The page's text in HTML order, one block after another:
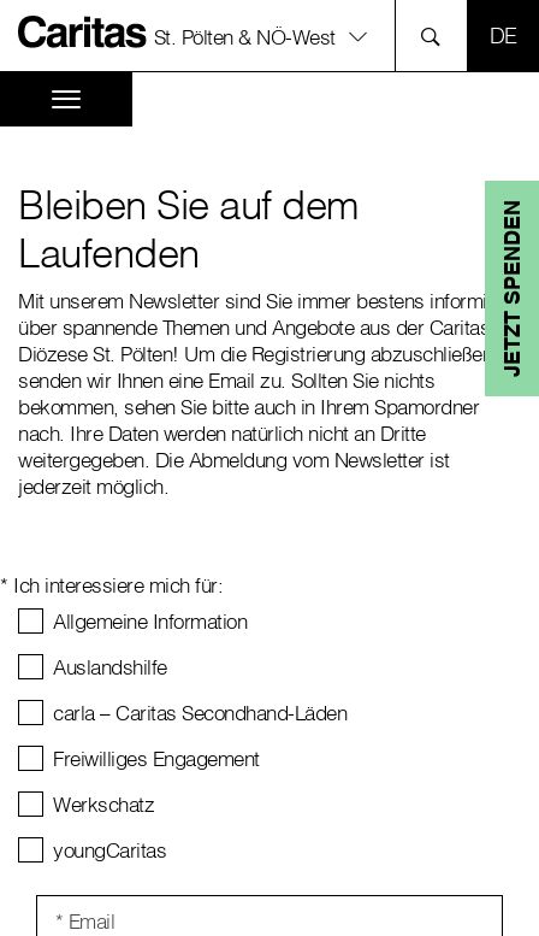
St. Pölten & NÖ-West
JETZT SPENDEN
Bleiben Sie auf dem
Laufenden
Mit unserem Newsletter sind Sie immer bestens informiert
über spannende Themen und Angebote aus der Caritas
Diözese St. Pölten! Um die Registrierung abzuschließen,
senden wir Ihnen eine Email zu. Sollten Sie nichts
bekommen, sehen Sie bitte auch in Ihrem Spamordner
nach. Ihre Daten werden natürlich nicht an Dritte
weitergegeben. Die Abmeldung vom Newsletter ist
jederzeit möglich.
* Ich interessiere mich für:
Allgemeine Information
Auslandshilfe
carla – Caritas Secondhand-Läden
Freiwilliges Engagement
Werkschatz
youngCaritas
* Email